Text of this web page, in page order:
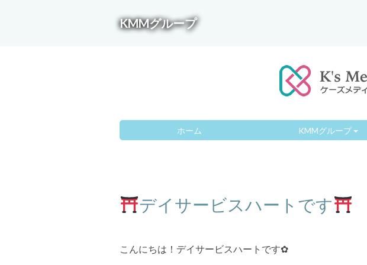
KMMグループ
ホーム KMMグループ
デイサービスハートです
こんにちは！デイサービスハートです✿